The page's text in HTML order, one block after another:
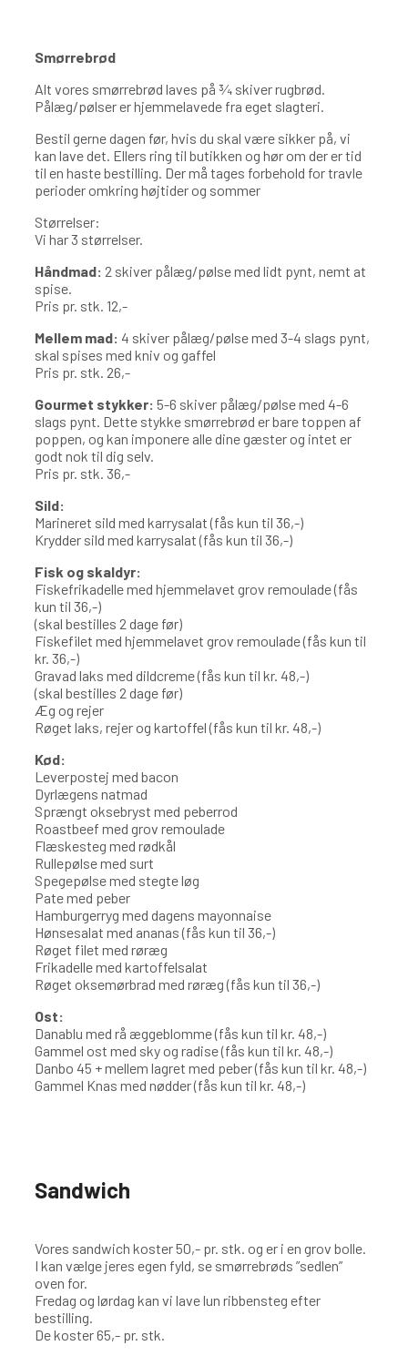
Smørrebrød
Alt vores smørrebrød laves på ¾ skiver rugbrød.
Pålæg/pølser er hjemmelavede fra eget slagteri.
Bestil gerne dagen før, hvis du skal være sikker på, vi
kan lave det. Ellers ring til butikken og hør om der er tid
til en haste bestilling. Der må tages forbehold for travle
perioder omkring højtider og sommer
Størrelser:
Vi har 3 størrelser.
Håndmad: 2 skiver pålæg/pølse med lidt pynt, nemt at
spise.
Pris pr. stk. 12,-
Mellem mad: 4 skiver pålæg/pølse med 3-4 slags pynt,
skal spises med kniv og gaffel
Pris pr. stk. 26,-
Gourmet stykker: 5-6 skiver pålæg/pølse med 4-6
slags pynt. Dette stykke smørrebrød er bare toppen af
poppen, og kan imponere alle dine gæster og intet er
godt nok til dig selv.
Pris pr. stk. 36,-
Sild:
Marineret sild med karrysalat (fås kun til 36,-)
Krydder sild med karrysalat (fås kun til 36,-)
Fisk og skaldyr:
Fiskefrikadelle med hjemmelavet grov remoulade (fås
kun til 36,-)
(skal bestilles 2 dage før)
Fiskefilet med hjemmelavet grov remoulade (fås kun til
kr. 36,-)
Gravad laks med dildcreme (fås kun til kr. 48,-)
(skal bestilles 2 dage før)
Æg og rejer
Røget laks, rejer og kartoffel (fås kun til kr. 48,-)
Kød:
Leverpostej med bacon
Dyrlægens natmad
Sprængt oksebryst med peberrod
Roastbeef med grov remoulade
Flæskesteg med rødkål
Rullepølse med surt
Spegepølse med stegte løg
Pate med peber
Hamburgerryg med dagens mayonnaise
Hønsesalat med ananas (fås kun til 36,-)
Røget filet med røræg
Frikadelle med kartoffelsalat
Røget oksemørbrad med røræg (fås kun til 36,-)
Ost:
Danablu med rå æggeblomme (fås kun til kr. 48,-)
Gammel ost med sky og radise (fås kun til kr. 48,-)
Danbo 45 + mellem lagret med peber (fås kun til kr. 48,-)
Gammel Knas med nødder (fås kun til kr. 48,-)
Sandwich
Vores sandwich koster 50,- pr. stk. og er i en grov bolle.
I kan vælge jeres egen fyld, se smørrebrøds ”sedlen”
oven for.
Fredag og lørdag kan vi lave lun ribbensteg efter
bestilling.
De koster 65,- pr. stk.